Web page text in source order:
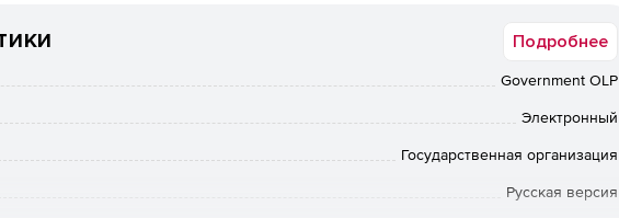
живое действие на слайд с онлайн-видео, а затем просматривать его, не
Подробнее
Government OLP
Электронный
Государственная организация
Русская версия